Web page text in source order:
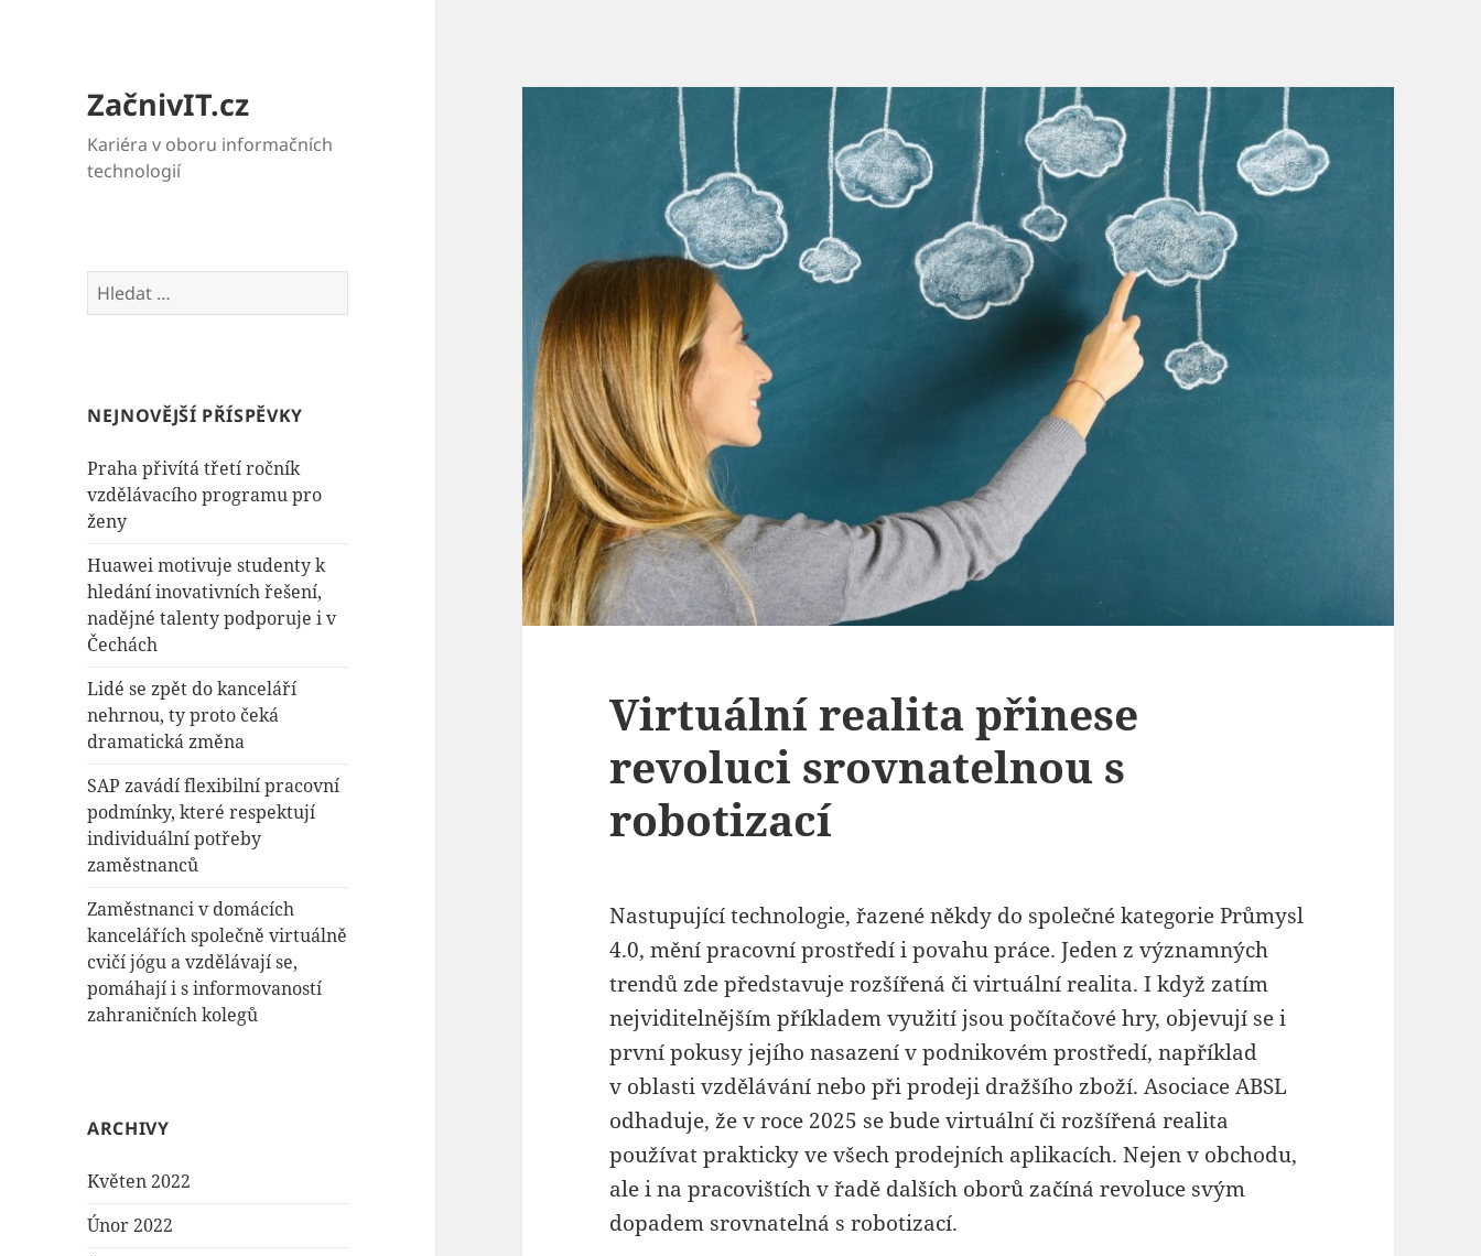
ZačnivIT.cz
Kariéra v oboru informačních
technologií
Vyhledávání
NEJNOVĚJŠÍ PŘÍSPĚVKY
Praha přivítá třetí ročník
vzdělávacího programu pro
ženy
Huawei motivuje studenty k
hledání inovativních řešení,
nadějné talenty podporuje i v
Čechách
Lidé se zpět do kanceláří
nehrnou, ty proto čeká
dramatická změna
SAP zavádí flexibilní pracovní
podmínky, které respektují
individuální potřeby
zaměstnanců
Zaměstnanci v domácích
kancelářích společně virtuálně
cvičí jógu a vzdělávají se,
pomáhají i s informovaností
zahraničních kolegů
ARCHIVY
Květen 2022
Únor 2022
Virtuální realita přinese
revoluci srovnatelnou s
robotizací
Nastupující technologie, řazené někdy do společné kategorie Průmysl
4.0, mění pracovní prostředí i povahu práce. Jeden z významných
trendů zde představuje rozšířená či virtuální realita. I když zatím
nejviditelnějším příkladem využití jsou počítačové hry, objevují se i
první pokusy jejího nasazení v podnikovém prostředí, například
v oblasti vzdělávání nebo při prodeji dražšího zboží. Asociace ABSL
odhaduje, že v roce 2025 se bude virtuální či rozšířená realita
používat prakticky ve všech prodejních aplikacích. Nejen v obchodu,
ale i na pracovištích v řadě dalších oborů začíná revoluce svým
dopadem srovnatelná s robotizací.